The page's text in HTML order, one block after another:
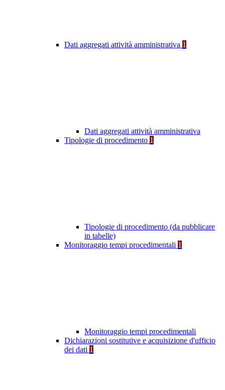
Dati aggregati attività amministrativa 1
Dati aggregati attività amministrativa
Tipologie di procedimento 1
Tipologie di procedimento (da pubblicare
in tabelle)
Monitoraggio tempi procedimentali 1
Monitoraggio tempi procedimentali
Dichiarazioni sostitutive e acquisizione d'ufficio
dei dati 1